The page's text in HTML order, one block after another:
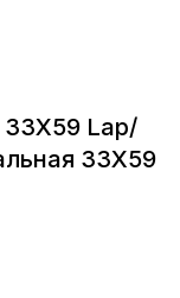
33X59 Lap/
33X59